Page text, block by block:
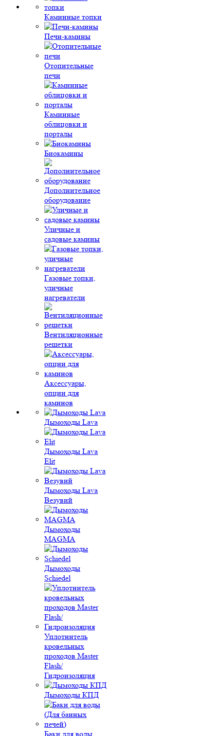
Каминные топки
Печи-камины
Отопительные
печи
Каминные
облицовки и
порталы
Биокамины
Дополнительное
оборудование
Уличные и
садовые камины
Газовые топки,
уличные
нагреватели
Вентиляционные
решетки
Аксессуары,
опции для
каминов
Дымоходы Lava
Дымоходы Lava
Elit
Дымоходы Lava
Везувий
Дымоходы
MAGMA
Дымоходы
Schiedel
Уплотнитель
кровельных
проходов Master
Flash/
Гидроизоляция
Дымоходы КПД
Баки для воды